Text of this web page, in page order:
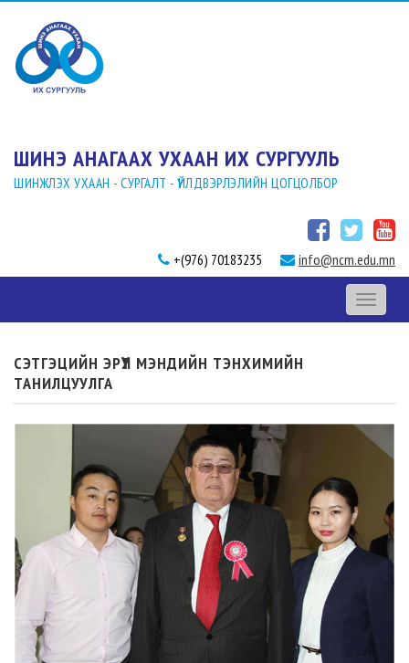
ШИНЭ АНАГААХ УХААН ИХ СУРГУУЛЬ
ШИНЖЛЭХ УХААН - СУРГАЛТ - ҮЙЛДВЭРЛЭЛИЙН ЦОГЦОЛБОР
+(976) 70183235 info@ncm.edu.mn
Toggle
СЭТГЭЦИЙН ЭРҮҮЛ МЭНДИЙН ТЭНХИМИЙН
ТАНИЛЦУУЛГА